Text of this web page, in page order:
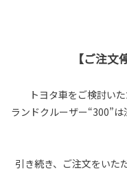
【ご注文
トヨタ車をご検討い
ランドクルーザー“300”
引き続き、ご注文をいた